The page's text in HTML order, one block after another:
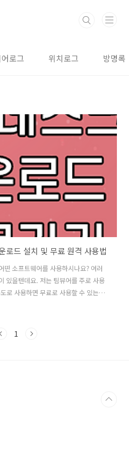
로그 위치로그 방명록
로드 설치 및 무료 원격 사용법
떤 소프트웨어를 사용하시나요? 여러
있을텐데요. 저는 팀뷰어를 주로 사용
로 사용하면 무료로 사용할 수 있는데
놓으면 상업용이 감지됨 이라는 알
어져버리면 굉장히 불편한 단점이 있
1